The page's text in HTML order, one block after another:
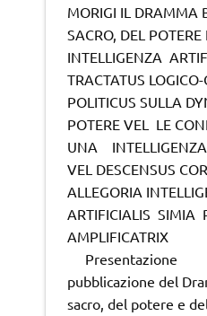
MORIGI IL DRAMMA
SACRO, DEL POTERE
INTELLIGENZA
TRACTATUS
POLITICUS SULLA
POTERE VEL LE
UNA
VEL DESCENSUS
ALLEGORIA
ARTIFICIALIS
Presentazione
pubblicazione del
sacro, del potere e